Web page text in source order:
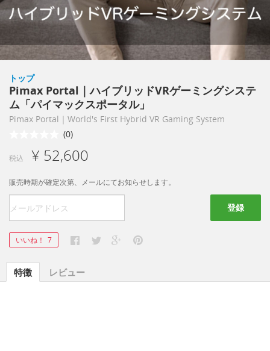
トップ
Pimax Portal｜ハイブリッドVRゲーミングシステ
ム「パイマックスポータル」
Pimax Portal｜World's First Hybrid VR Gaming System
(0)
税込 ¥ 52,600
販売時期が確定次第、メールにてお知らせします。
登録
いいね！ 7
特徴 レビュー